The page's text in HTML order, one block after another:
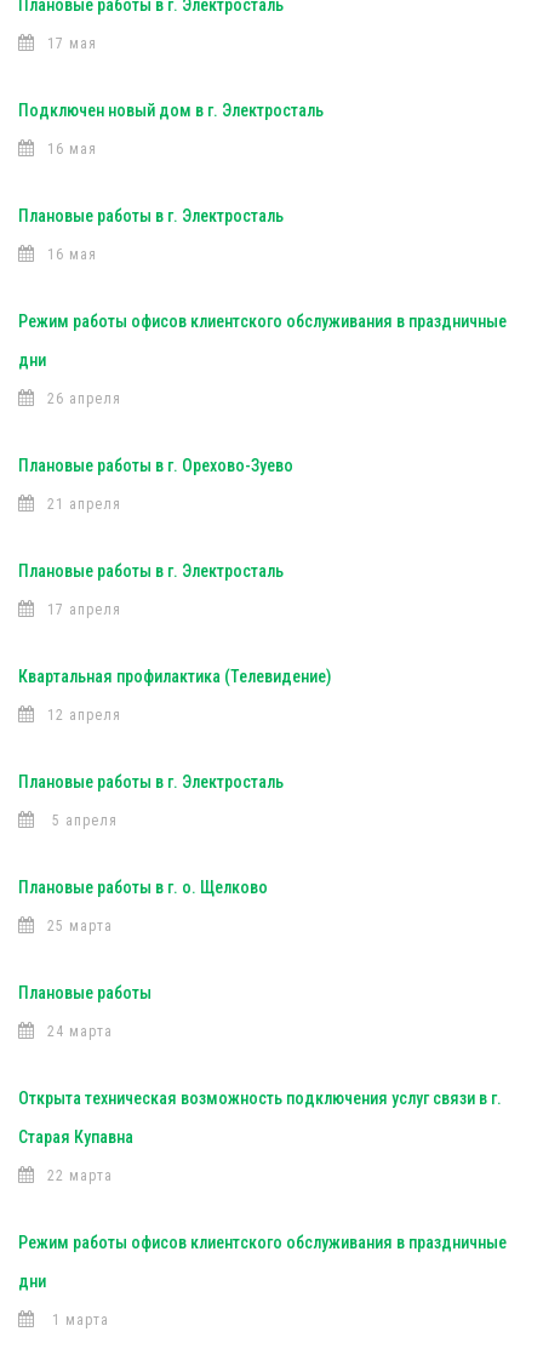
Плановые работы в г. Электросталь
17 мая
Подключен новый дом в г. Электросталь
16 мая
Плановые работы в г. Электросталь
16 мая
Режим работы офисов клиентского обслуживания в праздничные
дни
26 апреля
Плановые работы в г. Орехово-Зуево
21 апреля
Плановые работы в г. Электросталь
17 апреля
Квартальная профилактика (Телевидение)
12 апреля
Плановые работы в г. Электросталь
5 апреля
Плановые работы в г. о. Щелково
25 марта
Плановые работы
24 марта
Открыта техническая возможность подключения услуг связи в г.
Старая Купавна
22 марта
Режим работы офисов клиентского обслуживания в праздничные
дни
1 марта